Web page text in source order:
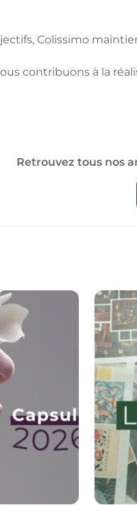
Colissimo
contribuons à la
Retrouvez tous nos